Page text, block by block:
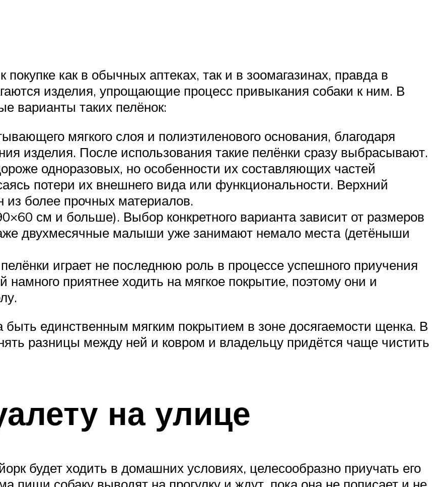
как в обычных аптеках, так и в зоомагазинах, правда в
изделия, упрощающие процесс привыкания собаки к ним. В
варианты таких пелёнок:
мягкого слоя и полиэтиленового основания, благодаря
изделия. После использования такие пелёнки сразу выбрасывают.
одноразовых, но особенности их составляющих частей
потери их внешнего вида или функциональности. Верхний
из более прочных материалов.
см и больше). Выбор конкретного варианта зависит от размеров
двухмесячные малыши уже занимают немало места (детёныши
играет не последнюю роль в процессе успешного приучения
приятнее ходить на мягкое покрытие, поэтому они и
единственным мягким покрытием в зоне досягаемости щенка. В
разницы между ней и ковром и владельцу придётся чаще чистить
на улице
будет ходить в домашних условиях, целесообразно приучать его